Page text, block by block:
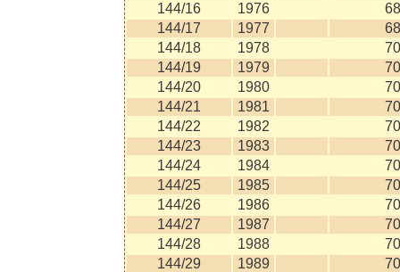
144/16
1976
68
144/17
1977
68
144/18
1978
70
144/19
1979
70
144/20
1980
70
144/21
1981
70
144/22
1982
70
144/23
1983
70
144/24
1984
70
144/25
1985
70
144/26
1986
70
144/27
1987
70
144/28
1988
70
144/29
1989
70